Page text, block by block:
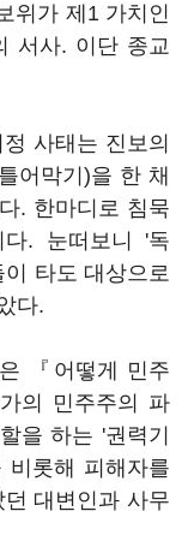
위가 제1 가치인
서사. 이단 종교
사태는 진보의
어막기)을 한 채
. 한마디로 침묵
. 눈떠보니 '독
타도 대상으로
다.
『어떻게 민주
의 민주주의 파
을 하는 '권력기
롯해 피해자를
대변인과 사무